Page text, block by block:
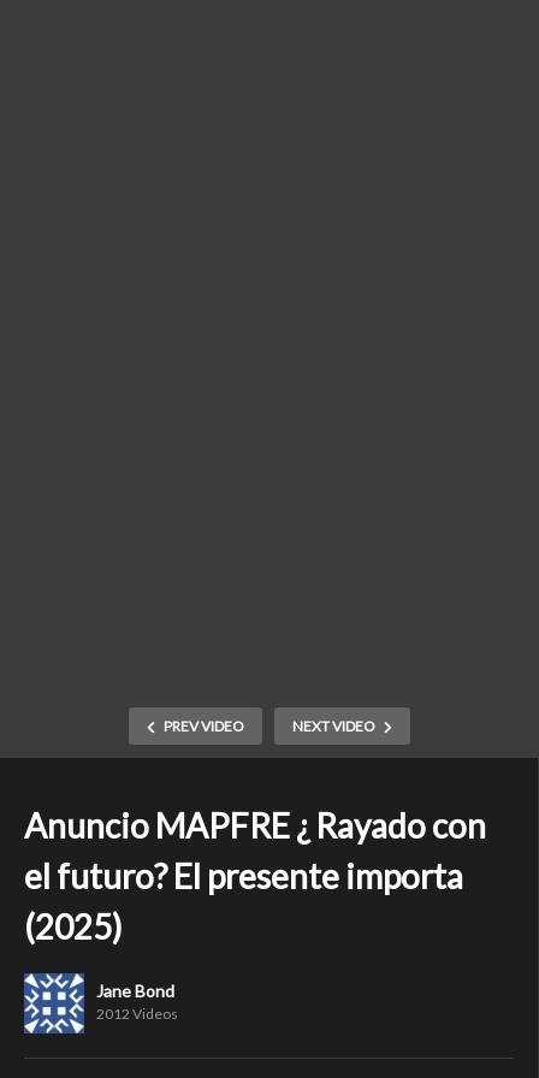
PREV VIDEO NEXT VIDEO
Anuncio MAPFRE ¿ Rayado con
el futuro? El presente importa
(2025)
Jane Bond
2012 Videos